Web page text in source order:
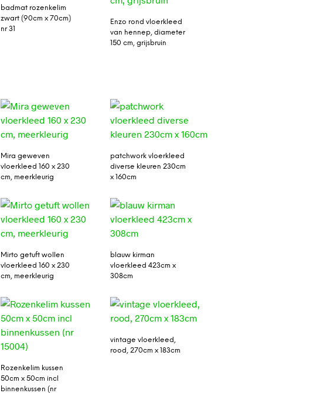
badmat rozenkelim
zwart (90cm x 70cm)
nr 31
Enzo rond vloerkleed
van hennep, diameter
150 cm, grijsbruin
Mira geweven
vloerkleed 160 x 230
cm, meerkleurig
patchwork vloerkleed
diverse kleuren 230cm
x 160cm
Mirto getuft wollen
vloerkleed 160 x 230
cm, meerkleurig
blauw kirman
vloerkleed 423cm x
308cm
Rozenkelim kussen
50cm x 50cm incl
binnenkussen (nr
vintage vloerkleed,
rood, 270cm x 183cm